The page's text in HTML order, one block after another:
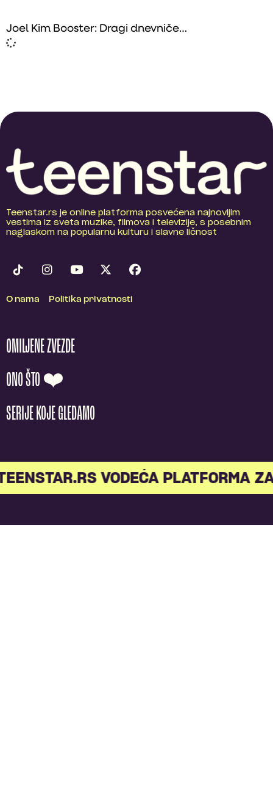
Joel Kim Booster: Dragi dnevniče…
Teenstar.rs je online platforma posvećena najnovijim
vestima iz sveta muzike, filmova i televizije, s posebnim
naglaskom na popularnu kulturu i slavne ličnost
O nama Politika privatnosti
OMILJENE ZVEZDE
ONO ŠTO ❤️
SERIJE KOJE GLEDAMO
VODEĆA PLATFORMA